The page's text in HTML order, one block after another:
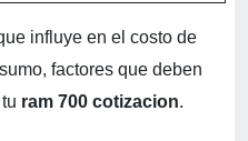
influye en el costo de
factores que deben
ram 700 cotizacion.